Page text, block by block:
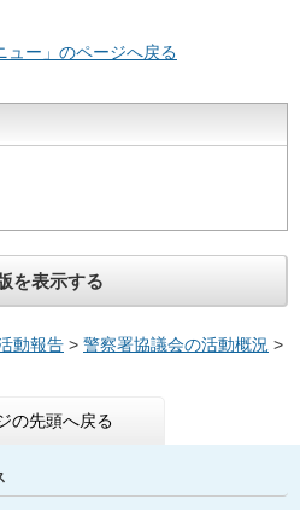
ュー」のページへ戻る
を表示する
動報告 > 警察署協議会の活動概況 >
の先頭へ戻る